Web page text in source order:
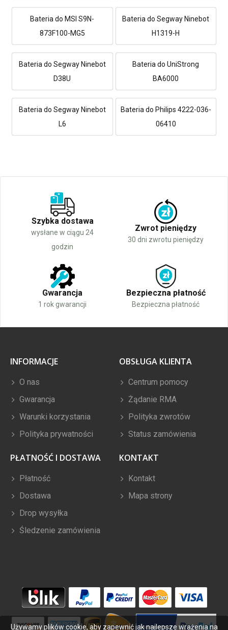
Bateria do MSI S9N-
873F100-MG5
Bateria do Segway Ninebot
H1319-H
Bateria do Segway Ninebot
D38U
Bateria do UniStrong
BA6000
Bateria do Segway Ninebot
L6
Bateria do Philips 4222-036-
06410
Szybka dostawa
wysłane w ciągu 24
godzin
Zwrot pieniędzy
30 dni zwrotu pieniędzy
Gwarancja
1 rok gwarancji
Bezpieczna płatność
Bezpieczna płatność
INFORMACJE
O nas
Gwarancja
Warunki korzystania
Polityka prywatności
OBSŁUGA KLIENTA
Centrum pomocy
Żądanie RMA
Polityka zwrotów
Status zamówienia
PŁATNOŚĆ I DOSTAWA
Płatność
Dostawa
Drop wysyłka
Śledzenie zamówienia
KONTAKT
Kontakt
Mapa strony
Używamy plików cookie, aby zapewnić jak najlepsze wrażenia na